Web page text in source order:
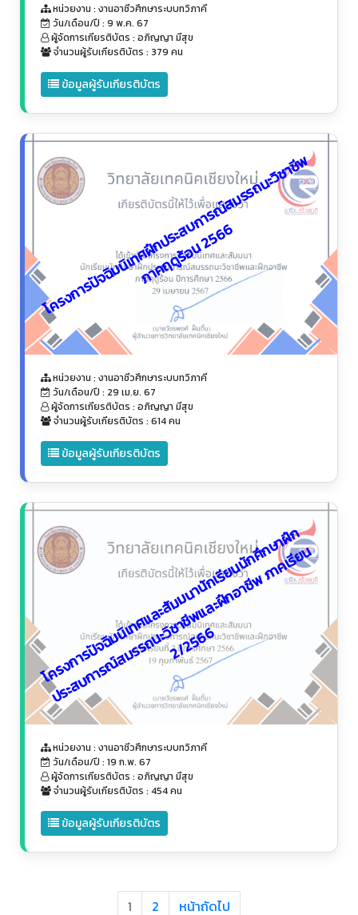
หน่วยงาน : งานอาชีวศึกษาระบบทวิภาคี
วัน/เดือน/ปี : 9 พ.ค. 67
ผู้จัดการเกียรติบัตร : อภิญญา มีสุข
จำนวนผู้รับเกียรติบัตร : 379 คน
ข้อมูลผู้รับเกียรติบัตร
โ
ค
ร
ง
ก
า
ร
ปั
จ
ฉิ
ม
นิ
เ
ท
ศ
ฝึ
ก
ป
ร
ะ
ส
บ
ก
า
ร
ณ์
ส
ม
ร
ร
ถ
น
ะ
วิ
ช
า
ชี
พ
ภ
า
ค
ฤ
ดู
ร้
อ
น
2
5
6
6
หน่วยงาน : งานอาชีวศึกษาระบบทวิภาคี
วัน/เดือน/ปี : 29 เม.ย. 67
ผู้จัดการเกียรติบัตร : อภิญญา มีสุข
จำนวนผู้รับเกียรติบัตร : 614 คน
ข้อมูลผู้รับเกียรติบัตร
โ
ค
ร
ง
ก
า
ร
ปั
จ
ฉิ
ม
นิ
เ
ท
ศ
แ
ล
ะ
สั
ม
ม
น
า
นั
ก
เ
รี
ย
น
นั
ก
ศึ
ก
ษ
า
ฝึ
ก
ป
ร
ะ
ส
บ
ก
า
ร
ณ์
ส
ม
ร
ร
ถ
น
ะ
วิ
ช
า
ชี
พ
แ
ล
ะ
ฝึ
ก
อ
า
ชี
พ
ภ
า
ค
เ
รี
ย
น
2
/
2
5
6
6
หน่วยงาน : งานอาชีวศึกษาระบบทวิภาคี
วัน/เดือน/ปี : 19 ก.พ. 67
ผู้จัดการเกียรติบัตร : อภิญญา มีสุข
จำนวนผู้รับเกียรติบัตร : 454 คน
ข้อมูลผู้รับเกียรติบัตร
1 2 หน้าถัดไป